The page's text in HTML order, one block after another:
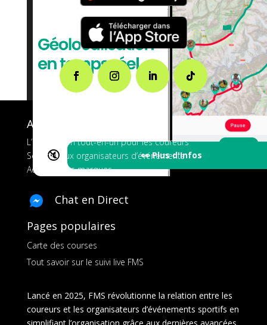
🔇 👀 Plus d'Infos
A propos de FMS
L’application tout-en-un pour les coureurs
Services aux organisateurs d’événements
Ads pour les marques
Chat en Direct
Pages populaires
Carte des courses
Tout savoir sur le suivi live FMS
Lancé en 2025, FMS révolutionne la relation entre les
coureurs et les organisateurs d’événements sportifs en